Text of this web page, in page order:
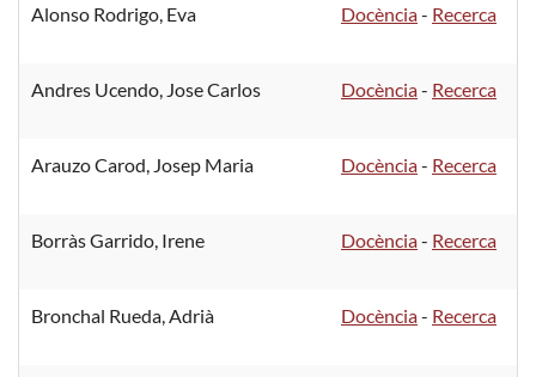
Alonso Rodrigo, Eva Docència- Recerca
Andres Ucendo, Jose Carlos Docència- Recerca
Arauzo Carod, Josep Maria Docència- Recerca
Borràs Garrido, Irene Docència- Recerca
Bronchal Rueda, Adrià Docència- Recerca